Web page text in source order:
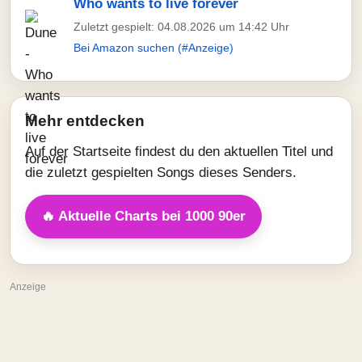
Who wants to live forever
Zuletzt gespielt: 04.08.2026 um 14:42 Uhr
Bei Amazon suchen (#Anzeige)
Mehr entdecken
Auf der Startseite findest du den aktuellen Titel und
die zuletzt gespielten Songs dieses Senders.
🔥 Aktuelle Charts bei 1000 90er
Anzeige